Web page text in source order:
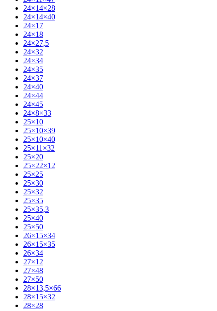
24×14×28
24×14×40
24×17
24×18
24×27,5
24×32
24×34
24×35
24×37
24×40
24×44
24×45
24×8×33
25×10
25×10×39
25×10×40
25×11×32
25×20
25×22×12
25×25
25×30
25×32
25×35
25×35,3
25×40
25×50
26×15×34
26×15×35
26×34
27×12
27×48
27×50
28×13,5×66
28×15×32
28×28